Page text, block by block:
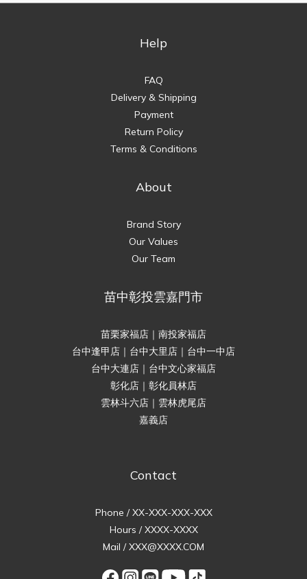
Help
FAQ
Delivery & Shipping
Payment
Return Policy
Terms & Conditions
About
Brand Story
Our Values
Our Team
苗中彰投雲嘉門市
苗栗家福店｜南投家福店
台中逢甲店｜台中大里店｜台中一中店
台中大連店｜台中文心家福店
彰化店｜彰化員林店
雲林斗六店｜雲林虎尾店
嘉義店
Contact
Phone / XX-XXX-XXX-XXX
Hours / XXXX-XXXX
Mail / XXX@XXXX.COM